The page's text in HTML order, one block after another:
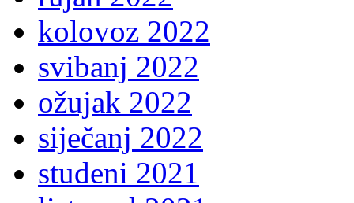
kolovoz 2022
svibanj 2022
ožujak 2022
siječanj 2022
studeni 2021